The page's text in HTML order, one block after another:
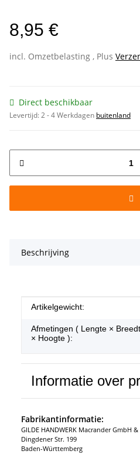
8,95 €
incl. Omzetbelasting , Plus
Direct beschikbaar
Levertijd:2 - 4 Werkdagen buitenland
Beschrijving
#productDetails.itemValue#
Artikelgewicht:
Afmetingen ( Lengte ×
× Hoogte ):
Informatie over
Fabrikantinformatie:
GILDE HANDWERK Macrander GmbH &
Dingdener Str. 199
Baden-Württemberg